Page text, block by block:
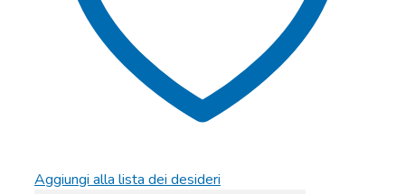
Aggiungi alla lista dei desideri